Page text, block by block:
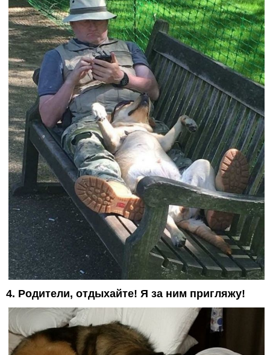
4. Родители, отдыхайте! Я за ним пригляжу!